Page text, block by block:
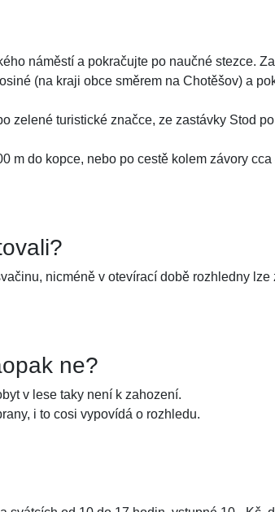
náměstí a pokračujte po naučné stezce.
(na kraji obce směrem na Chotěšov) a
zelené turistické značce, ze zastávky Stod
m do kopce, nebo po cestě kolem závory
nicméně v otevírací době rozhledny lze
ne?
v lese taky není k zahození.
i to cosi vypovídá o rozhledu.